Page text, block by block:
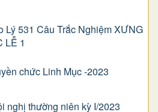
Lý 531 Câu Trắc Nghiệm XƯNG
LỄ 1
chức Linh Mục -2023
nghị thường niên kỳ I/2023